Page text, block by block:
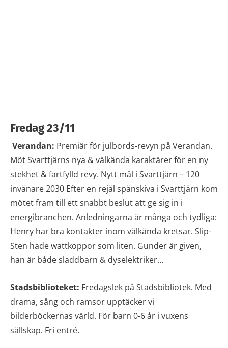
Fredag 23/11
Verandan: Premiär för julbords-revyn på Verandan.
Möt Svarttjärns nya & välkända karaktärer för en ny
stekhet & fartfylld revy. Nytt mål i Svarttjärn – 120
invånare 2030 Efter en rejäl spånskiva i Svarttjärn kom
mötet fram till ett snabbt beslut att ge sig in i
energibranchen. Anledningarna är många och tydliga:
Henry har bra kontakter inom välkända kretsar. Slip-
Sten hade wattkoppor som liten. Gunder är given,
han är både sladdbarn & dyselektriker…
Stadsbiblioteket: Fredagslek på Stadsbibliotek. Med
drama, sång och ramsor upptäcker vi
bilderböckernas värld. För barn 0-6 år i vuxens
sällskap. Fri entré.